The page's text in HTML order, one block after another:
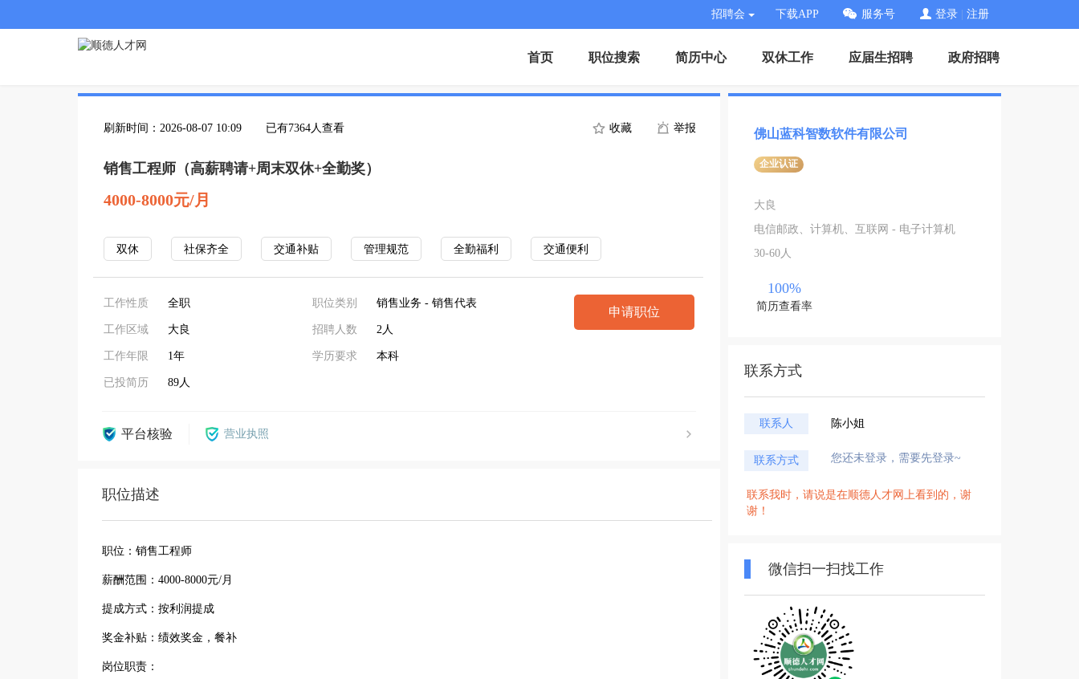
招聘会 下载APP 服务号 登录 注册
首页 职位搜索 简历中心 双休工作 应届生招聘 政府招聘
刷新时间：2026-08-07 10:09 已有7364人查看 收藏 举报
销售工程师（高薪聘请+周末双休+全勤奖）
4000-8000元/月
双休 社保齐全 交通补贴 管理规范 全勤福利 交通便利
工作性质 全职
工作区域 大良
工作年限 1年
已投简历 89人
职位类别 销售业务 - 销售代表
招聘人数 2人
学历要求 本科
申请职位
平台核验 营业执照
职位描述
职位：销售工程师
薪酬范围：4000-8000元/月
提成方式：按利润提成
奖金补贴：绩效奖金，餐补
岗位职责：
佛山蓝科智数软件有限公司
企业认证
大良
电信邮政、计算机、互联网 - 电子计算机
30-60人
100%
简历查看率
联系方式
联系人 陈小姐
联系方式 您还未登录，需要先登录~
联系我时，请说是在顺德人才网上看到的，谢
谢！
微信扫一扫找工作